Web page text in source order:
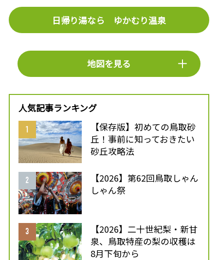
日帰り湯なら ゆかむり温泉
地図を見る
人気記事ランキング
【保存版】初めての鳥取砂
丘！事前に知っておきたい
砂丘攻略法
【2026】第62回鳥取しゃん
しゃん祭
【2026】二十世紀梨・新甘
泉、鳥取特産の梨の収穫は
8月下旬から